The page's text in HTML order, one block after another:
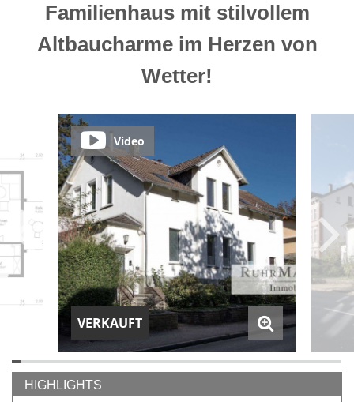
Familienhaus mit stilvollem
Altbaucharme im Herzen von
Wetter!
VERKAUFT
Video
HIGHLIGHTS